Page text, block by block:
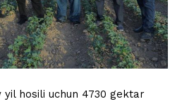
yil hosili uchun 4730 gektar